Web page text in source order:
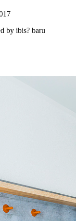
by ibis? baru